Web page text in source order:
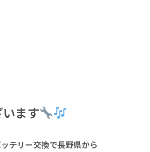
ます
テリー交換で長野県から